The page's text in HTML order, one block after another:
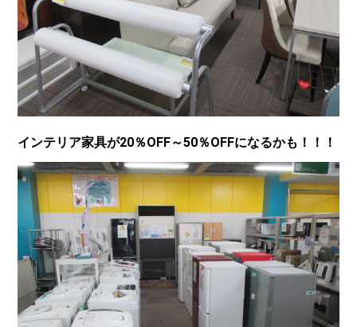
インテリア家具が20％OFF～50％OFFになるかも！！！